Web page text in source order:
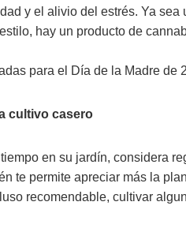
y el alivio del estrés. Ya
hay un producto de
para el Día de la Madre de
cultivo casero
en su jardín, considera
te permite apreciar más la
recomendable, cultivar